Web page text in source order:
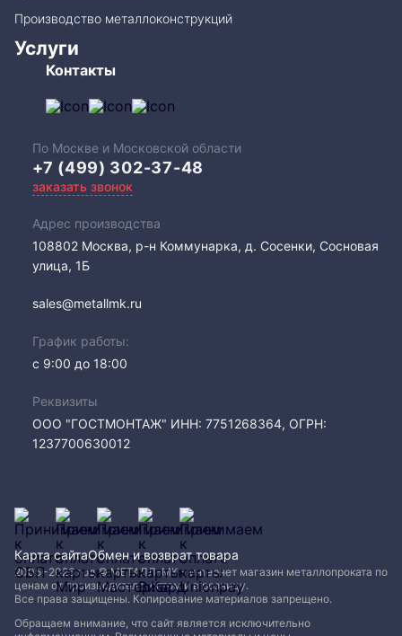
Производство металлоконструкций
Услуги
Контакты
По Москве и Московской области
+7 (499) 302-37-48
заказать звонок
Адрес производства
108802​ Москва, р-н Коммунарка, д. Сосенки, Сосновая
улица, 1Б
sales@metallmk.ru
График работы:
с 9:00 до 18:00
Реквизиты
ООО "ГОСТМОНТАЖ" ИНН: 7751268364, ОГРН:
1237700630012
2005−2026 год © МЕТАЛЛ-МК - интернет магазин металлопроката по
ценам от производителя, оптом и в розницу.
Все права защищены. Копирование материалов запрещено.
Обращаем внимание, что сайт является исключительно
Карта сайтаОбмен и возврат товара